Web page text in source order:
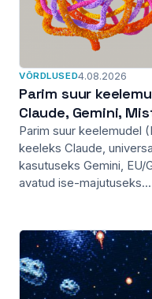
VÕRDLUSED4.08.2026
Parim suur
Claude, Gemini,
Parim suur keelemudel
keeleks Claude,
kasutuseks Gemini,
avatud ise-majutuseks...